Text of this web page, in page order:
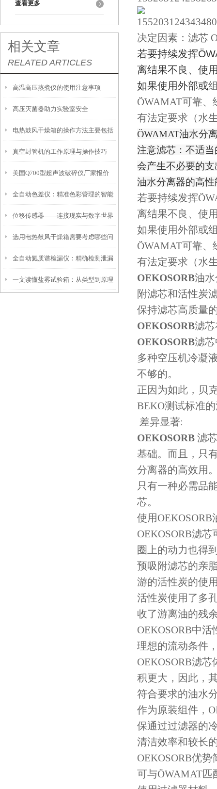
查看更多
相关文章
RELATED ARTICLES
高温高压蒸煮仪的使用注意事项
高压灭菌器助力实验室安全
电热鼓风干燥箱的操作方法主要包括
以下几个方面
真空封管机的工作原理与操作技巧
美国Q700型超声波破碎仪厂家报价
全自动色差仪：精准色彩管理的智能
之眼
位移传感器——连接现实与数字世界
的桥梁
选用电热鼓风干燥箱需要考虑哪些问
题
全自动氦质谱检漏仪：精确检测泄漏
的未来技术
一文读懂盐雾试验箱：从类型到原理
决定因素：滤芯
若要持续发挥
离结果不良、使
如果使用外部或
ÖWAMAT可靠
有法定要求（水
ÖWAMAT油水分
注意滤芯：不适
会产生不必要的
油水分离器的高
若要持续发挥
离结果不良、使
如果使用外部或
ÖWAMAT可靠
有法定要求（水
OEKOSORB油
附滤芯和活性炭
保持滤芯高质量
OEKOSORB滤
OEKOSORB滤
多种空压机冷凝
不够的。
正因为如此，贝
BEKO测试标准
差异显著:
OEKOSORB 滤
基础。而且，只
分离器的高效用
只有一种必需品
芯。
使用
OEKOSORB滤
圈上的动力也得
预吸附滤芯的亲
游的活性炭的使
活性炭使用了多
收了游离油的残
OEKOSORB中
理想的流动条件
OEKOSORB滤
积更大，因此，
符合要求的油水
作为原装组件，
保通过过滤器的
清洁效率和较长
OEKOSORB优势
可与ÖWAMAT匹